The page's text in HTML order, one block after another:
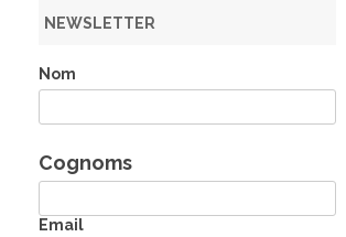
hNEWSLETTER
Nom
Cognoms
Email